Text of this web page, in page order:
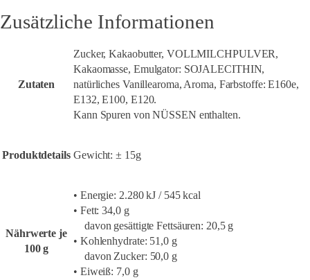
Zusätzliche Informationen
Zutaten
Zucker, Kakaobutter, VOLLMILCHPULVER,
Kakaomasse, Emulgator: SOJALECITHIN,
natürliches Vanillearoma, Aroma, Farbstoffe: E160e,
E132, E100, E120.
Kann Spuren von NÜSSEN enthalten.
Produktdetails Gewicht: ± 15g
Nährwerte je
100 g
• Energie: 2.280 kJ / 545 kcal
• Fett: 34,0 g
davon gesättigte Fettsäuren: 20,5 g
• Kohlenhydrate: 51,0 g
davon Zucker: 50,0 g
• Eiweiß: 7,0 g